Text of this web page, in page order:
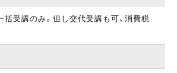
受講のみ。但し交代受講も可、消費税